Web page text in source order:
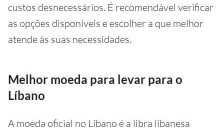
custos desnecessários. É recomendável verificar
as opções disponíveis e escolher a que melhor
atende às suas necessidades.
Melhor moeda para levar para o
Líbano
A moeda oficial no Líbano é a libra libanesa